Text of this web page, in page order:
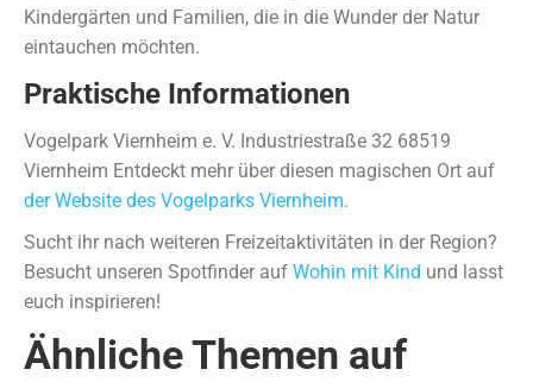
Kindergärten und Familien, die in die Wunder der Natur
eintauchen möchten.
Praktische Informationen
Vogelpark Viernheim e. V. Industriestraße 32 68519
Viernheim Entdeckt mehr über diesen magischen Ort auf
der Website des Vogelparks Viernheim.
Sucht ihr nach weiteren Freizeitaktivitäten in der Region?
Besucht unseren Spotfinder auf Wohin mit Kind und lasst
euch inspirieren!
Ähnliche Themen auf